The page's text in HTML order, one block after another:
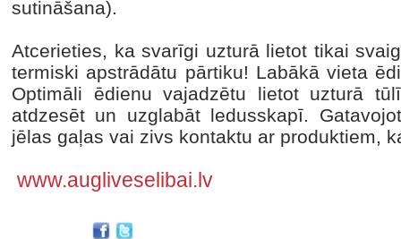
sutināšana).
Atcerieties, ka svarīgi uzturā lietot tikai
termiski apstrādātu pārtiku! Labākā vieta
Optimāli ēdienu vajadzētu lietot uzturā
atdzesēt un uzglabāt ledusskapī.
jēlas gaļas vai zivs kontaktu ar produktiem,
www.augliveselibai.lv